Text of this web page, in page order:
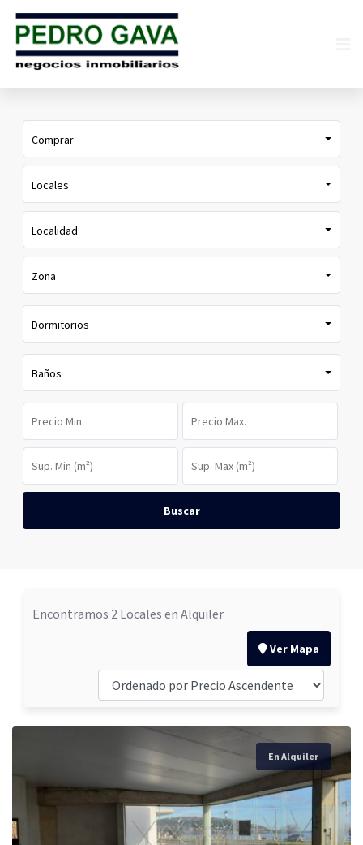
Comprar
Locales
Localidad
Zona
Dormitorios
Baños
Buscar
Encontramos 2 Locales en Alquiler
Ver Mapa
En Alquiler